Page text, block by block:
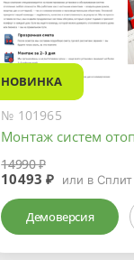
НОВИНКА
№ 101965
Монтаж систем
14990 ₽
10493 ₽ или в Сплит
Демоверсия